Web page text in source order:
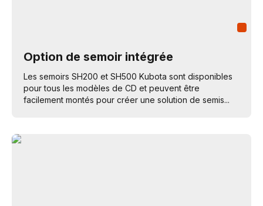
Option de semoir intégrée
Les semoirs SH200 et SH500 Kubota sont disponibles
pour tous les modèles de CD et peuvent être
facilement montés pour créer une solution de semis...